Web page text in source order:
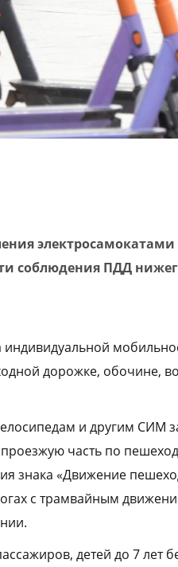
соблюдения ПДД
индивидуальной
дорожке, обочине,
и другим СИМ
проезжую часть по
знака «Движение
с трамвайным
детей до 7 лет